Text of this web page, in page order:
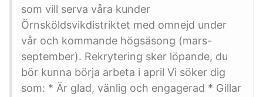
som vill serva våra kunder
Örnsköldsvikdistriktet med omnejd under
vår och kommande högsäsong (mars-
september). Rekrytering sker löpande, du
bör kunna börja arbeta i april Vi söker dig
som: * Är glad, vänlig och engagerad * Gillar